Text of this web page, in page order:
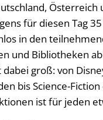
Österreich
für diesen Tag
in den
und Bibliotheken
dabei groß: von
bis Science-
ist für jeden